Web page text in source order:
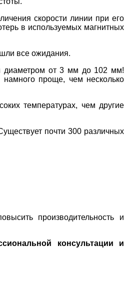
скорости линии при его
в используемых магнитных
все ожидания.
диаметром от 3 мм до 102 мм!
проще, чем несколько
температурах, чем другие
почти 300 различных
производительность и
консультации и